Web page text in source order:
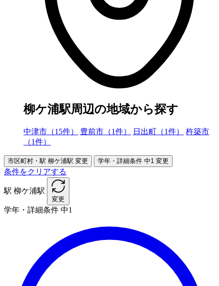
柳ケ浦駅周辺の地域から探す
中津市（15件） 豊前市（1件） 日出町（1件）
杵築市
（1件）
市区町村・駅 柳ケ浦駅 変更 学年・詳細条件 中1 変更
条件をクリアする
駅 柳ケ浦駅
変更
学年・詳細条件 中1